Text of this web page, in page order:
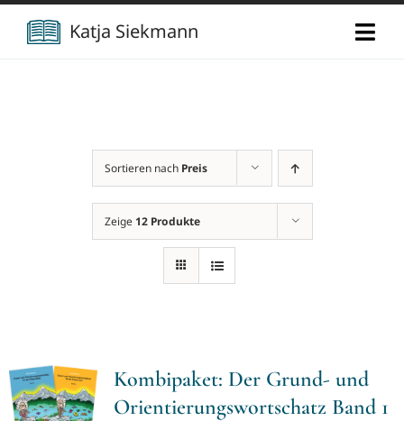
Zum
Inhalt
Katja Siekmann
Über mich
Berufliche Vita
Projekte
Verlag
Sortieren nach Preis
Zeige 12 Produkte
Kombipaket: Der Grund- und
Orientierungswortschatz Band 1